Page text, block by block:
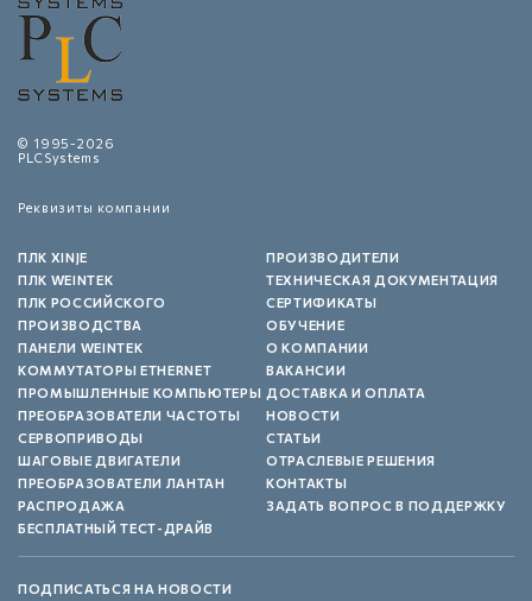
© 1995-2026
PLCSystems
Реквизиты компании
ПЛК XINJE
ПЛК WEINTEK
ПЛК РОССИЙСКОГО
ПРОИЗВОДСТВА
ПАНЕЛИ WEINTEK
КОММУТАТОРЫ ETHERNET
ПРОМЫШЛЕННЫЕ КОМПЬЮТЕРЫ
ПРЕОБРАЗОВАТЕЛИ ЧАСТОТЫ
СЕРВОПРИВОДЫ
ШАГОВЫЕ ДВИГАТЕЛИ
ПРЕОБРАЗОВАТЕЛИ ЛАНТАН
РАСПРОДАЖА
БЕСПЛАТНЫЙ ТЕСТ-ДРАЙВ
ПРОИЗВОДИТЕЛИ
ТЕХНИЧЕСКАЯ ДОКУМЕНТАЦИЯ
СЕРТИФИКАТЫ
ОБУЧЕНИЕ
О КОМПАНИИ
ВАКАНСИИ
ДОСТАВКА И ОПЛАТА
НОВОСТИ
СТАТЬИ
ОТРАСЛЕВЫЕ РЕШЕНИЯ
КОНТАКТЫ
ЗАДАТЬ ВОПРОС В ПОДДЕРЖКУ
ПОДПИСАТЬСЯ НА НОВОСТИ